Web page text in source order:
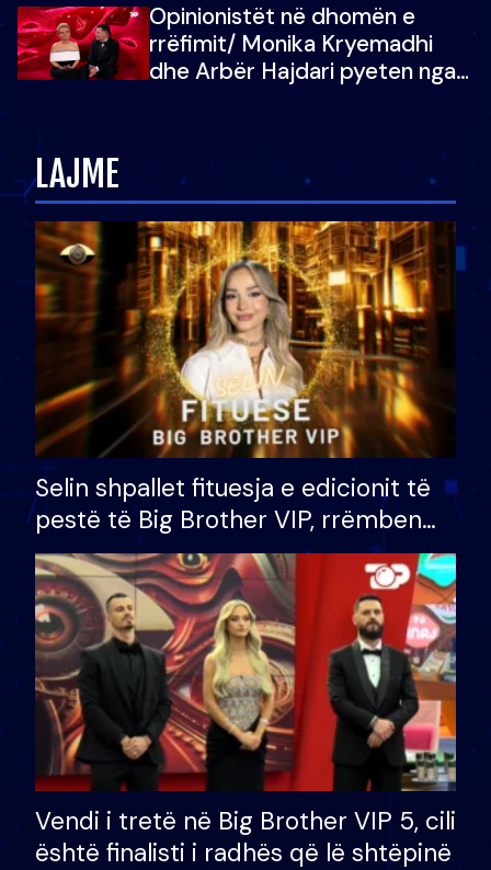
vajzën e tij
Opinionistët në dhomën e
rrëfimit/ Monika Kryemadhi
dhe Arbër Hajdari pyeten nga
LAJME
Selin shpallet fituesja e edicionit të
pestë të Big Brother VIP, rrëmben
çmimin e madh prej 100 mijë eurosh
Vendi i tretë në Big Brother VIP 5, cili
është finalisti i radhës që lë shtëpinë